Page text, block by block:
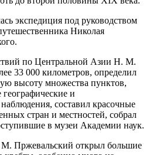
экспедиция под руководством
Николая
по Центральной Азии Н. М.
33 000 километров, определил
высоту множества пунктов,
и
составил красочные
стран и местностей, собрал
в музеи Академии наук.
Пржевальский открыл большие